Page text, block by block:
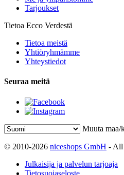
Tarjoukset
Tietoa Ecco Verdestä
Tietoa meistä
Yhtiöryhmämme
Yhteystiedot
Seuraa meitä
Muuta maa/
© 2010-2026 niceshops GmbH - All
Julkaisija ja palvelun tarjoaja
Tietosuojaseloste